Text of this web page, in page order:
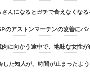
さんになるとガチで食えなくな
のアストンマーチンの改善にパ
に向かう途中で、地味な女性
した知人が、時間が止まったよ